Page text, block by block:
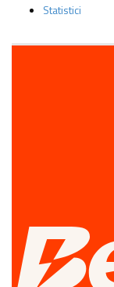
Statistici